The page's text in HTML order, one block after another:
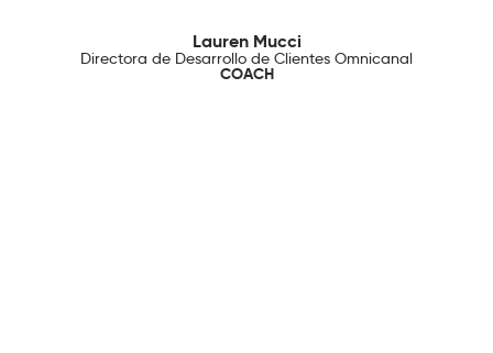
Lauren Mucci
Directora de Desarrollo de Clientes Omnicanal
COACH